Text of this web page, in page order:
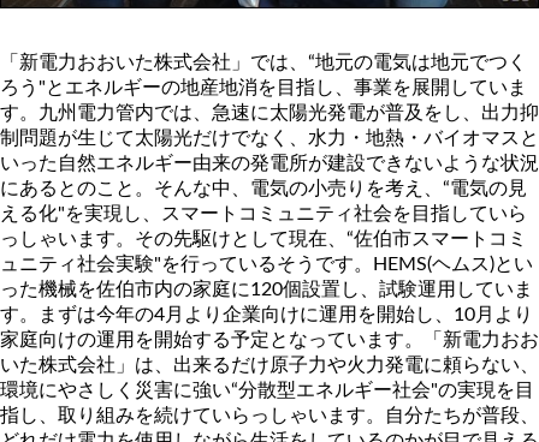
「新電力おおいた株式会社」では、“地元の電気は地元でつく
ろう"とエネルギーの地産地消を目指し、事業を展開していま
す。九州電力管内では、急速に太陽光発電が普及をし、出力抑
制問題が生じて太陽光だけでなく、水力・地熱・バイオマスと
いった自然エネルギー由来の発電所が建設できないような状況
にあるとのこと。そんな中、電気の小売りを考え、“電気の見
える化"を実現し、スマートコミュニティ社会を目指していら
っしゃいます。その先駆けとして現在、“佐伯市スマートコミ
ュニティ社会実験"を行っているそうです。HEMS(ヘムス)とい
った機械を佐伯市内の家庭に120個設置し、試験運用していま
す。まずは今年の4月より企業向けに運用を開始し、10月より
家庭向けの運用を開始する予定となっています。「新電力おお
いた株式会社」は、出来るだけ原子力や火力発電に頼らない、
環境にやさしく災害に強い“分散型エネルギー社会"の実現を目
指し、取り組みを続けていらっしゃいます。自分たちが普段、